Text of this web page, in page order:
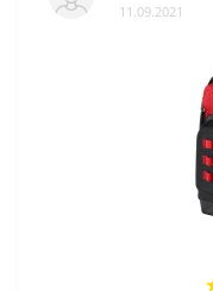
11.09.2021